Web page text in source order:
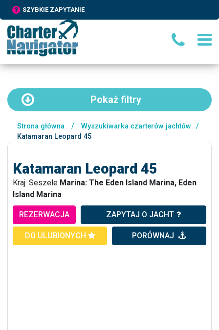
SZYBKIE ZAPYTANIE
Pokaż filtry
Strona główna / Wyszukiwarka czarterów jachtów
/
Katamaran Leopard 45
Katamaran Leopard 45
Kraj: Seszele Marina: The Eden Island Marina, Eden
Island Marina
REZERWACJA ZAPYTAJ O JACHT
DO ULUBIONYCH PORÓWNAJ